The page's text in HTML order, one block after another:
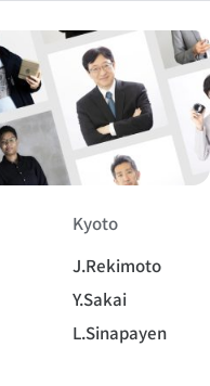
Kyoto
J.Rekimoto
Y.Sakai
L.Sinapayen